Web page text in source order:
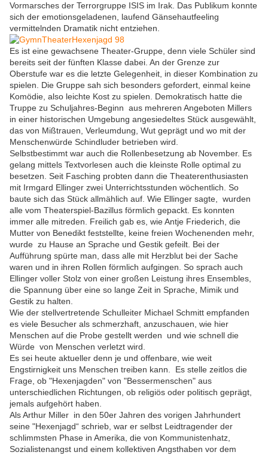
Vormarsches der Terrorgruppe ISIS im Irak. Das Publikum konnte
sich der emotionsgeladenen, laufend Gänsehautfeeling
vermittelnden Dramatik nicht entziehen.
Es ist eine gewachsene Theater-Gruppe, denn viele Schüler sind
bereits seit der fünften Klasse dabei. An der Grenze zur
Oberstufe war es die letzte Gelegenheit, in dieser Kombination zu
spielen. Die Gruppe sah sich besonders gefordert, einmal keine
Komödie, also leichte Kost zu spielen. Demokratisch hatte die
Truppe zu Schuljahres-Beginn aus mehreren Angeboten Millers
in einer historischen Umgebung angesiedeltes Stück ausgewählt,
das von Mißtrauen, Verleumdung, Wut geprägt und wo mit der
Menschenwürde Schindluder betrieben wird.
Selbstbestimmt war auch die Rollenbesetzung ab November. Es
gelang mittels Textvorlesen auch die kleinste Rolle optimal zu
besetzen. Seit Fasching probten dann die Theaterenthusiasten
mit Irmgard Ellinger zwei Unterrichtsstunden wöchentlich. So
baute sich das Stück allmählich auf. Wie Ellinger sagte, wurden
alle vom Theaterspiel-Bazillus förmlich gepackt. Es konnten
immer alle mitreden. Freilich gab es, wie Antje Friederich, die
Mutter von Benedikt feststellte, keine freien Wochenenden mehr,
wurde zu Hause an Sprache und Gestik gefeilt. Bei der
Aufführung spürte man, dass alle mit Herzblut bei der Sache
waren und in ihren Rollen förmlich aufgingen. So sprach auch
Ellinger voller Stolz von einer großen Leistung ihres Ensembles,
die Spannung über eine so lange Zeit in Sprache, Mimik und
Gestik zu halten.
Wie der stellvertretende Schulleiter Michael Schmitt empfanden
es viele Besucher als schmerzhaft, anzuschauen, wie hier
Menschen auf die Probe gestellt werden und wie schnell die
Würde von Menschen verletzt wird.
Es sei heute aktueller denn je und offenbare, wie weit
Engstirnigkeit uns Menschen treiben kann. Es stelle zeitlos die
Frage, ob "Hexenjagden" von "Bessermenschen" aus
unterschiedlichen Richtungen, ob religiös oder politisch geprägt,
jemals aufgehört haben.
Als Arthur Miller in den 50er Jahren des vorigen Jahrhundert
seine "Hexenjagd“ schrieb, war er selbst Leidtragender der
schlimmsten Phase in Amerika, die von Kommunistenhatz,
Sozialistenangst und einem kollektiven Angsthaben vor dem